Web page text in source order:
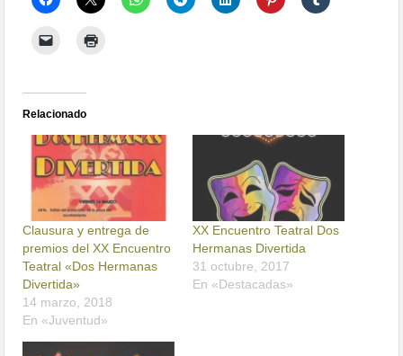
Relacionado
Clausura y entrega de
premios del XX Encuentro
Teatral «Dos Hermanas
Divertida»
14 marzo, 2018
En «Juventud»
XX Encuentro Teatral Dos
Hermanas Divertida
31 octubre, 2017
En «Destacadas»